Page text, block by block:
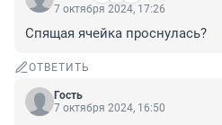
7 октября 2024, 17:26
Спящая ячейка проснулась?
ОТВЕТИТЬ
Гость
7 октября 2024, 16:50